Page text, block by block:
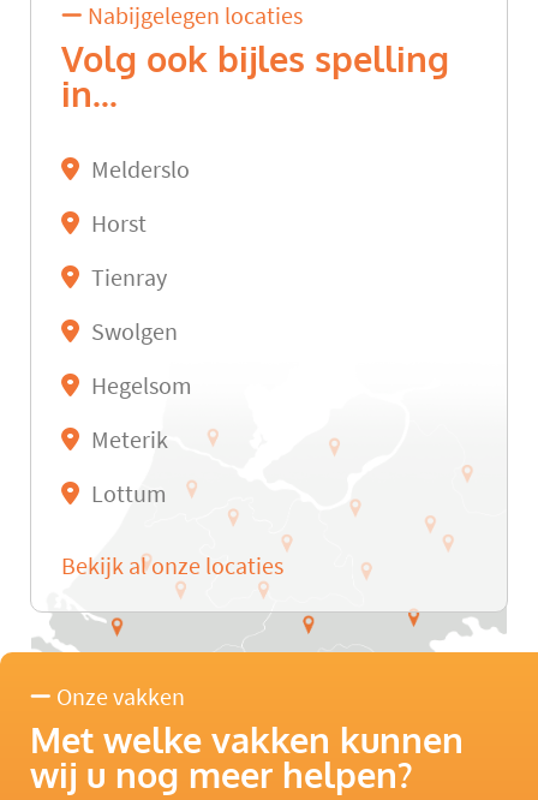
Nabijgelegen locaties
Volg ook bijles spelling
in...
Melderslo
Horst
Tienray
Swolgen
Hegelsom
Meterik
Lottum
Bekijk al onze locaties
Onze vakken
Met welke vakken kunnen
wij u nog meer helpen?